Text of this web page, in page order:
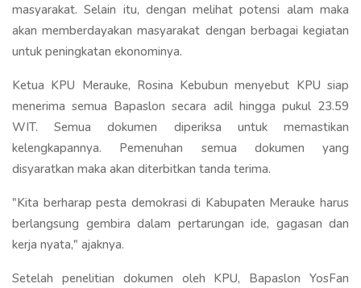
masyarakat. Selain itu, dengan melihat potensi alam maka
akan memberdayakan masyarakat dengan berbagai kegiatan
untuk peningkatan ekonominya.
Ketua KPU Merauke, Rosina Kebubun menyebut KPU siap
menerima semua Bapaslon secara adil hingga pukul 23.59
WIT. Semua dokumen diperiksa untuk memastikan
kelengkapannya. Pemenuhan semua dokumen yang
disyaratkan maka akan diterbitkan tanda terima.
"Kita berharap pesta demokrasi di Kabupaten Merauke harus
berlangsung gembira dalam pertarungan ide, gagasan dan
kerja nyata," ajaknya.
Setelah penelitian dokumen oleh KPU, Bapaslon YosFan